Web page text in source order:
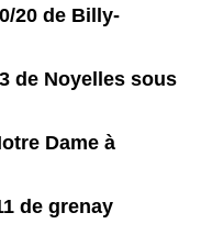
20 de Billy-
de Noyelles sous
Dame à
de grenay